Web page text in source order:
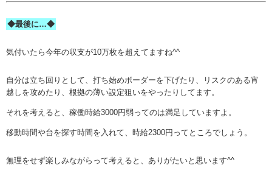
◆最後に…◆
気付いたら今年の収支が10万枚を超えてますね^^
自分は立ち回りとして、打ち始めボーダーを下げたり、リスクのある宵
越しを攻めたり、根拠の薄い設定狙いをやったりしてます。
それを考えると、稼働時給3000円弱ってのは満足していますよ。
移動時間や台を探す時間を入れて、時給2300円ってところでしょう。
無理をせず楽しみながらって考えると、ありがたいと思います^^